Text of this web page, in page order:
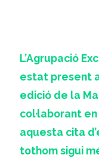
L’Agrupació
estat present
edició de la
col·laborant
aquesta cita
tothom sigui